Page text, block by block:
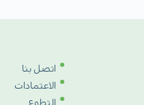
اتصل بنا
الاعتمادات
التطوع